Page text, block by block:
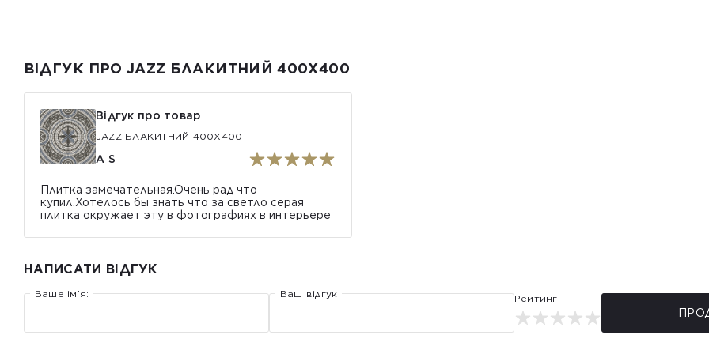
ВІДГУК ПРО JAZZ БЛАКИТНИЙ 400Х400
Відгук про товар
JAZZ БЛАКИТНИЙ 400Х400
A S
Плитка замечательная.Очень рад что
купил.Хотелось бы знать что за светло серая
плитка окружает эту в фотографиях в интерьере
НАПИСАТИ ВІДГУК
Ваше ім’я: Ваш відгук Рейтинг